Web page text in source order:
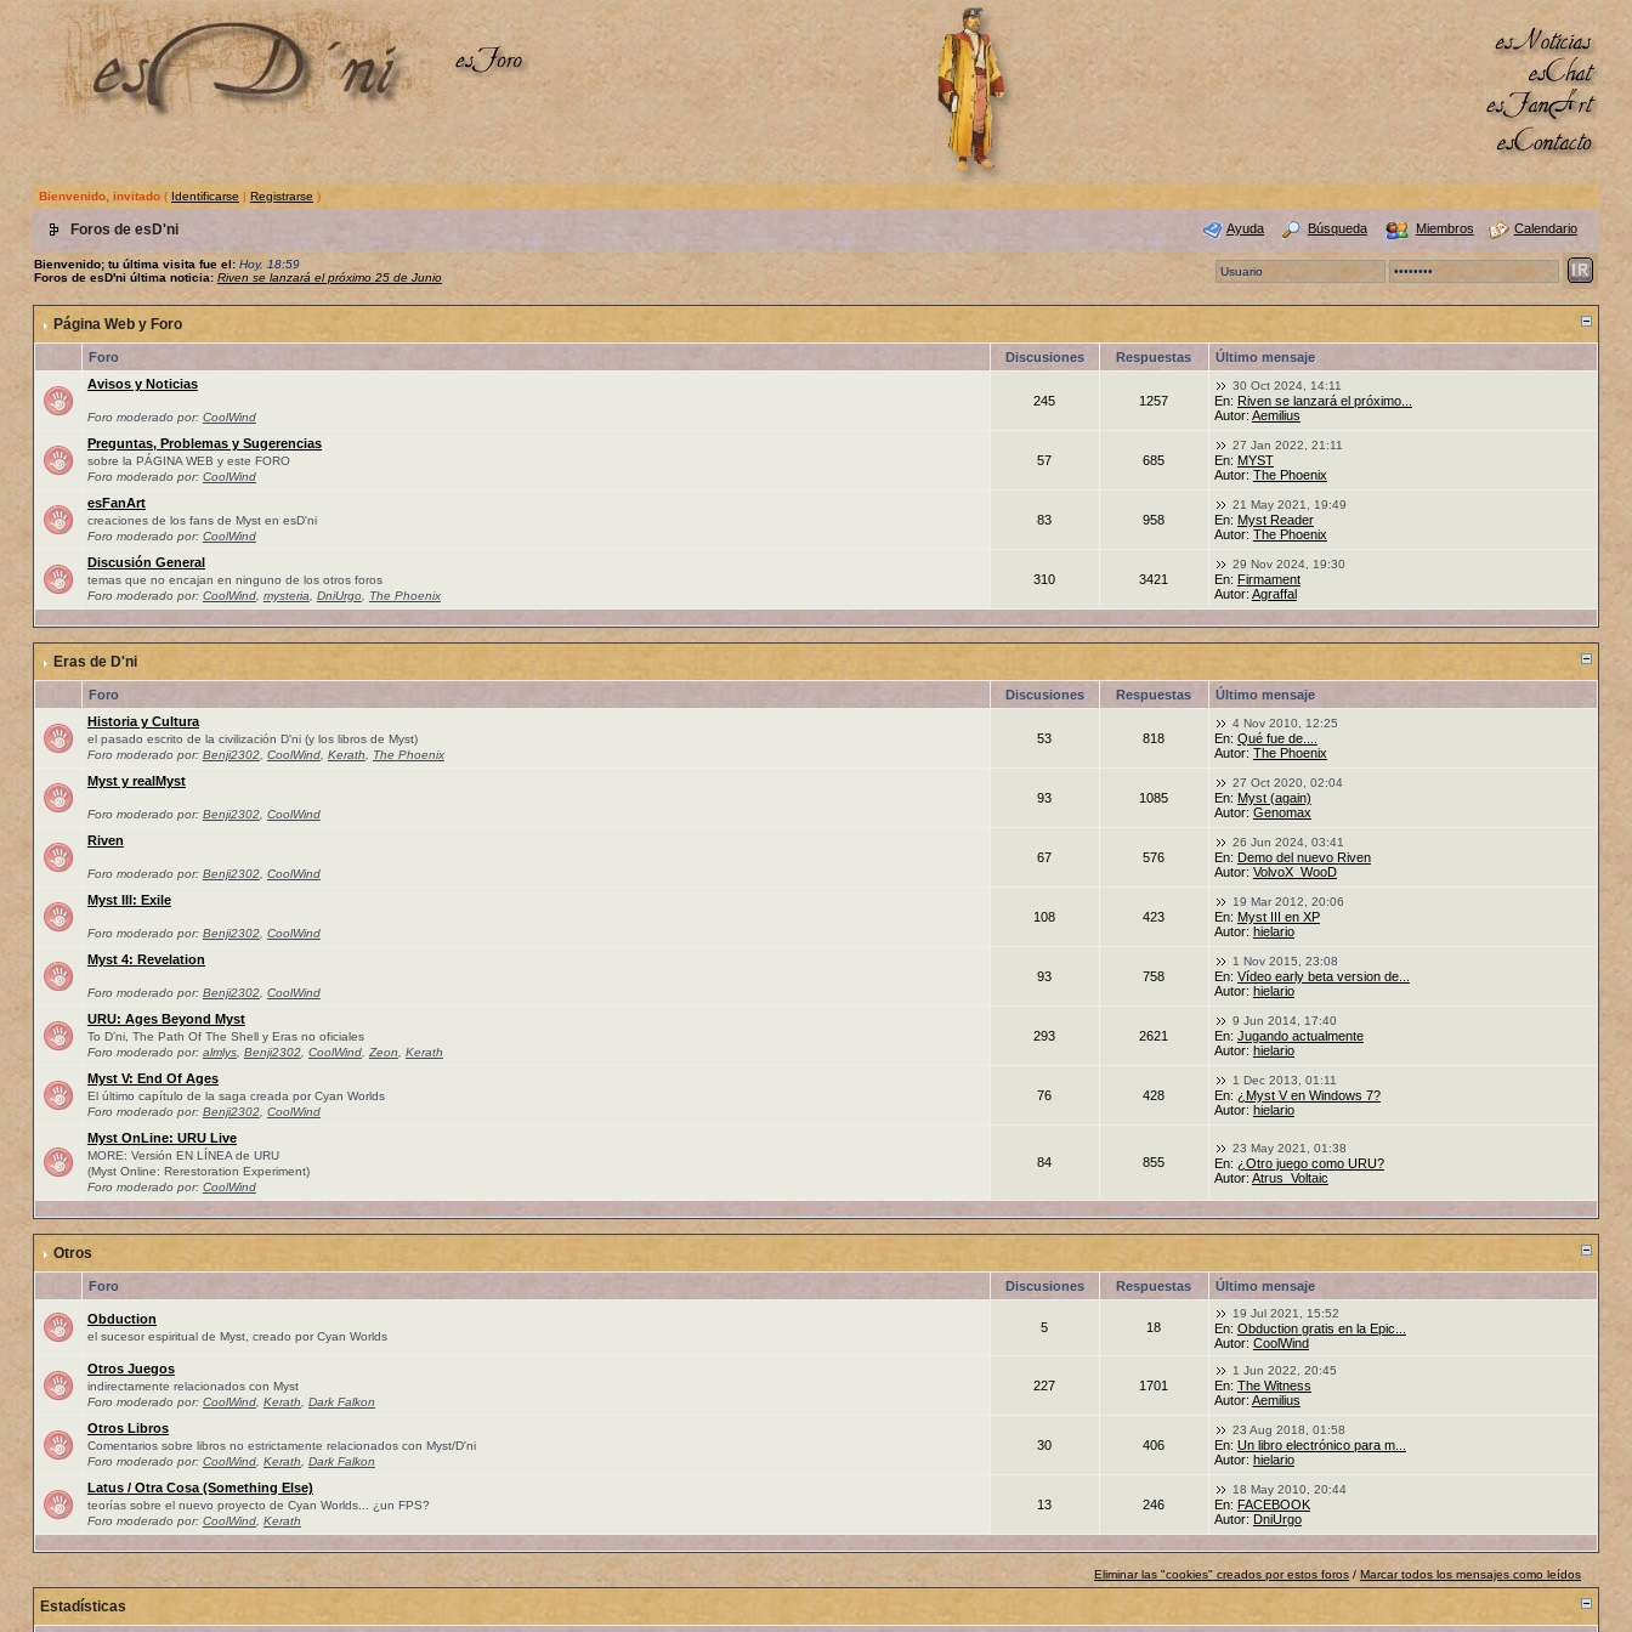
Bienvenido, invitado( Identificarse | Registrarse )
Foros de esD'ni Ayuda Búsqueda Miembros Calendario
Bienvenido; tu última visita fue el: Hoy, 18:59
Foros de esD'ni última noticia: Riven se lanzará el próximo 25 de Junio
Página Web y Foro
Foro Discusiones Respuestas
Último mensaje
Avisos y Noticias
Foro moderado por: CoolWind
245 1257
30 Oct 2024, 14:11
En: Riven se lanzará el próximo...
Autor: Aemilius
Preguntas, Problemas y Sugerencias
sobre la PÁGINA WEB y este FORO
Foro moderado por: CoolWind
57 685
27 Jan 2022, 21:11
En: MYST
Autor: The Phoenix
esFanArt
creaciones de los fans de Myst en esD'ni
Foro moderado por: CoolWind
83 958
21 May 2021, 19:49
En: Myst Reader
Autor: The Phoenix
Discusión General
temas que no encajan en ninguno de los otros foros
Foro moderado por: CoolWind, mysteria DniUrgo, The Phoenix
310 3421
29 Nov 2024, 19:30
En: Firmament
Autor: Agraffal
Eras de D'ni
Foro Discusiones Respuestas
Último mensaje
Historia y Cultura
el pasado escrito de la civilización D'ni (y los libros de Myst)
Foro moderado por: Benji2302, CoolWind, Kerath The Phoenix
53 818
4 Nov 2010, 12:25
En: Qué fue de....
Autor: The Phoenix
Myst y realMyst
Foro moderado por: Benji2302, CoolWind
93 1085
27 Oct 2020, 02:04
En: Myst (again)
Autor: Genomax
Riven
Foro moderado por: Benji2302, CoolWind
67 576
26 Jun 2024, 03:41
En: Demo del nuevo Riven
Autor: VolvoX_WooD
Myst III: Exile
Foro moderado por: Benji2302, CoolWind
108 423
19 Mar 2012, 20:06
En: Myst III en XP
Autor: hielario
Myst 4: Revelation
Foro moderado por: Benji2302, CoolWind
93 758
1 Nov 2015, 23:08
En: Vídeo early beta version de...
Autor: hielario
URU: Ages Beyond Myst
To D'ni, The Path Of The Shell y Eras no oficiales
Foro moderado por: almlys, Benji2302, CoolWind, Zeon Kerath
293 2621
9 Jun 2014, 17:40
En: Jugando actualmente
Autor: hielario
Myst V: End Of Ages
El último capítulo de la saga creada por Cyan Worlds
Foro moderado por: Benji2302, CoolWind
76 428
1 Dec 2013, 01:11
En: ¿Myst V en Windows 7?
Autor: hielario
Myst OnLine: URU Live
MORE: Versión EN LÍNEA de URU
(Myst Online: Rerestoration Experiment)
Foro moderado por: CoolWind
84 855
23 May 2021, 01:38
En: ¿Otro juego como URU?
Autor: Atrus_Voltaic
Otros
Foro Discusiones Respuestas Último mensaje
Obduction
el sucesor espiritual de Myst, creado por Cyan Worlds
5 18
19 Jul 2021, 15:52
En: Obduction gratis en la Epic...
Autor: CoolWind
Otros Juegos
indirectamente relacionados con Myst
Foro moderado por: CoolWind, Kerath Dark Falkon
227 1701
1 Jun 2022, 20:45
En: The Witness
Autor: Aemilius
Otros Libros
Comentarios sobre libros no estrictamente relacionados con Myst/D'ni
Foro moderado por: CoolWind, Kerath Dark Falkon
30 406
23 Aug 2018, 01:58
En: Un libro electrónico para m...
Autor: hielario
Latus / Otra Cosa (Something Else)
teorías sobre el nuevo proyecto de Cyan Worlds... ¿un FPS?
Foro moderado por: CoolWind, Kerath
13 246
18 May 2010, 20:44
En: FACEBOOK
Autor: DniUrgo
Eliminar las "cookies" creados por estos foros /Marcar todos los mensajes como leídos
Estadísticas